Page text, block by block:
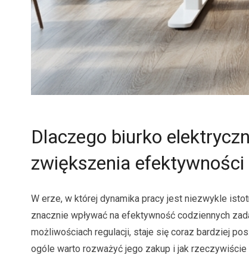
Dlaczego biurko
zwiększenia efektywności
W erze, w której dynamika pracy jest niezwykle
znacznie wpływać na efektywność codziennych
możliwościach regulacji, staje się coraz bardziej
ogóle warto rozważyć jego zakup i jak